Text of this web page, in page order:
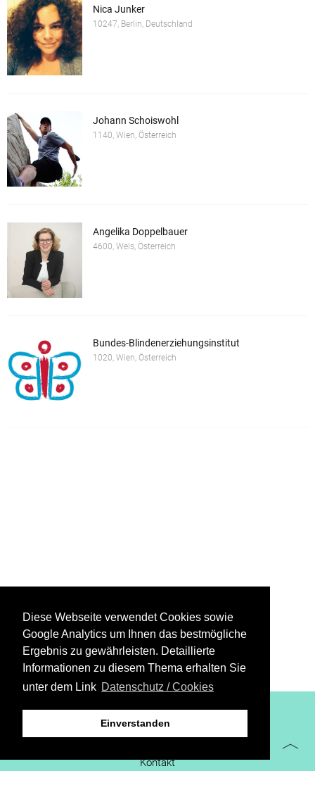
Diese Webseite verwendet Cookies sowie
Google Analytics um Ihnen das bestmögliche
Ergebnis zu gewährleisten. Detaillierte
Informationen zu diesem Thema erhalten Sie
unter dem Link Datenschutz / Cookies
Einverstanden
Nica Junker
10247, Berlin, Deutschland
Johann Schoiswohl
1140, Wien, Österreich
Angelika Doppelbauer
4600, Wels, Österreich
Bundes-Blindenerziehungsinstitut
1020, Wien, Österreich
XiBIT Infoguide 2021
Kontakt